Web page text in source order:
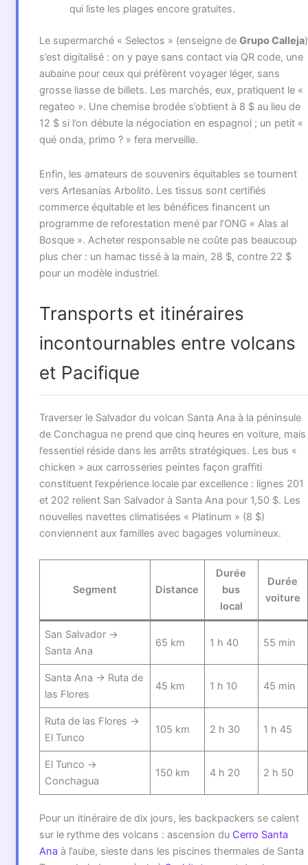
qui liste les plages encore gratuites.
Le supermarché « Selectos » (enseigne de Grupo Calleja)
s’est digitalisé : on y paye sans contact via QR code, une
aubaine pour ceux qui préfèrent voyager léger, sans
grosse liasse de billets. Les marchés, eux, pratiquent le «
regateo ». Une chemise brodée s’obtient à 8 $ au lieu de
12 $ si l’on débute la négociation en espagnol ; un petit «
qué onda, primo ? » fera merveille.
Enfin, les amateurs de souvenirs équitables se tournent
vers Artesanías Arbolito. Les tissus sont certifiés
commerce équitable et les bénéfices financent un
programme de reforestation mené par l’ONG « Alas al
Bosque ». Acheter responsable ne coûte pas beaucoup
plus cher : un hamac tissé à la main, 28 $, contre 22 $
pour un modèle industriel.
Transports et itinéraires
incontournables entre volcans
et Pacifique
Traverser le Salvador du volcan Santa Ana à la péninsule
de Conchagua ne prend que cinq heures en voiture, mais
l’essentiel réside dans les arrêts stratégiques. Les bus «
chicken » aux carrosseries peintes façon graffiti
constituent l’expérience locale par excellence : lignes 201
et 202 relient San Salvador à Santa Ana pour 1,50 $. Les
nouvelles navettes climatisées « Platinum » (8 $)
conviennent aux familles avec bagages volumineux.
Segment Distance
Durée
bus
local
Durée
voiture
San Salvador →
Santa Ana
65 km 1 h 40 55 min
Santa Ana → Ruta de
las Flores
45 km 1 h 10 45 min
Ruta de las Flores →
El Tunco
105 km 2 h 30 1 h 45
El Tunco →
Conchagua
150 km 4 h 20 2 h 50
Pour un itinéraire de dix jours, les backpackers se calent
sur le rythme des volcans : ascension du Cerro Santa
Ana à l’aube, sieste dans les piscines thermales de Santa